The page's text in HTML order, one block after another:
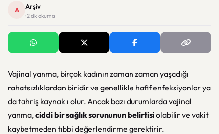
A Arşiv
· 2 dk okuma
Vajinal yanma, birçok kadının zaman zaman yaşadığı
rahatsızlıklardan biridir ve genellikle hafif enfeksiyonlar ya
da tahriş kaynaklı olur. Ancak bazı durumlarda vajinal
yanma,ciddi bir sağlık sorununun belirtisiolabilir ve vakit
kaybetmeden tıbbi değerlendirme gerektirir.